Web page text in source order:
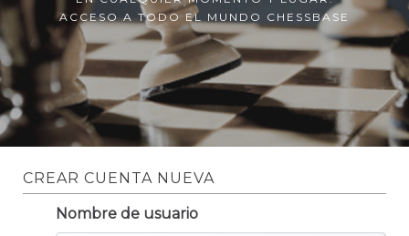
ACCESO A TODO EL MUNDO CHESSBASE
CREAR CUENTA NUEVA
Nombre de usuario